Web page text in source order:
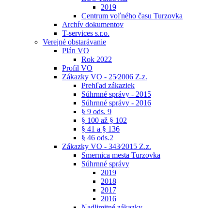
2019
Centrum voľného času Turzovka
Archív dokumentov
T-services s.r.o.
Verejné obstarávanie
Plán VO
Rok 2022
Profil VO
Zákazky VO - 25⁄2006 Z.z.
Prehľad zákaziek
Súhrnné správy - 2015
Súhrnné správy - 2016
§ 9 ods. 9
§ 100 až § 102
§ 41 a § 136
§ 46 ods.2
Zákazky VO - 343⁄2015 Z.z.
Smernica mesta Turzovka
Súhrnné správy
2019
2018
2017
2016